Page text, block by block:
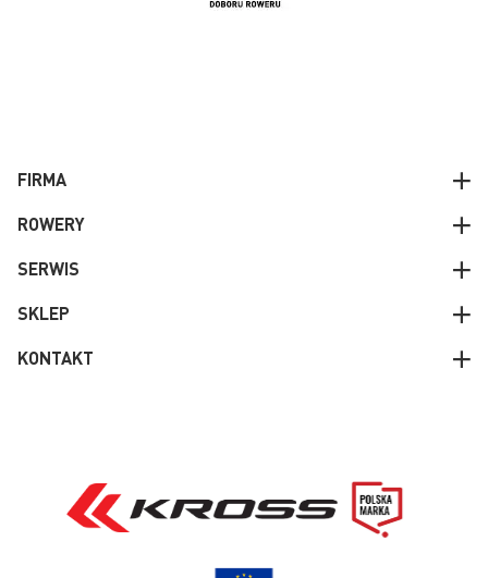
FIRMA
ROWERY
SERWIS
SKLEP
KONTAKT